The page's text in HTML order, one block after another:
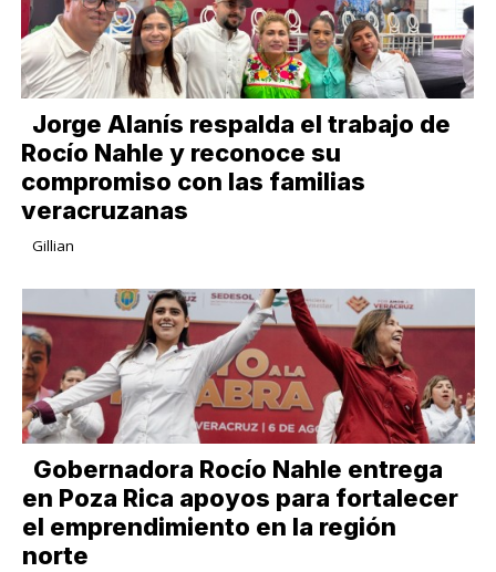
Jorge Alanís respalda el trabajo de
Rocío Nahle y reconoce su
compromiso con las familias
veracruzanas
Gillian
Gobernadora Rocío Nahle entrega
en Poza Rica apoyos para fortalecer
el emprendimiento en la región
norte